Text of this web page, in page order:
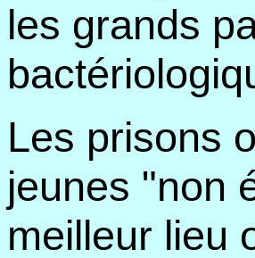
les grands
Les prisons
jeunes "non
meilleur lieu